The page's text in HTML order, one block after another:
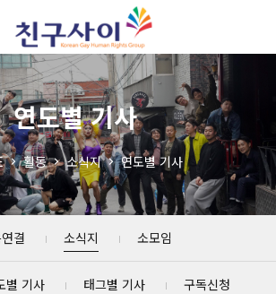
연도별 기사
활동 소식지 연도별 기사
결 소식지 소모임
별 기사 태그별 기사 구독신청